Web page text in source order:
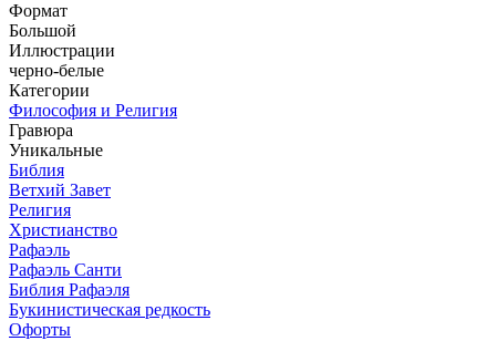
Формат
Большой
Иллюстрации
черно-белые
Категории
Философия и Религия
Гравюра
Уникальные
Библия
Ветхий Завет
Религия
Христианство
Рафаэль
Рафаэль Санти
Библия Рафаэля
Букинистическая редкость
Офорты